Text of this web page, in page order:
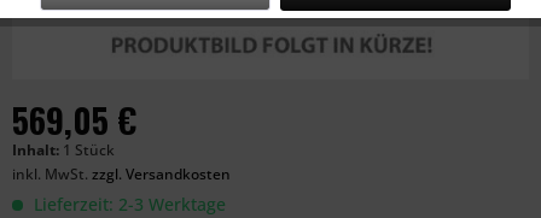
569,05 €
Inhalt: 1 Stück
inkl. MwSt. zzgl. Versandkosten
Lieferzeit: 2-3 Werktage